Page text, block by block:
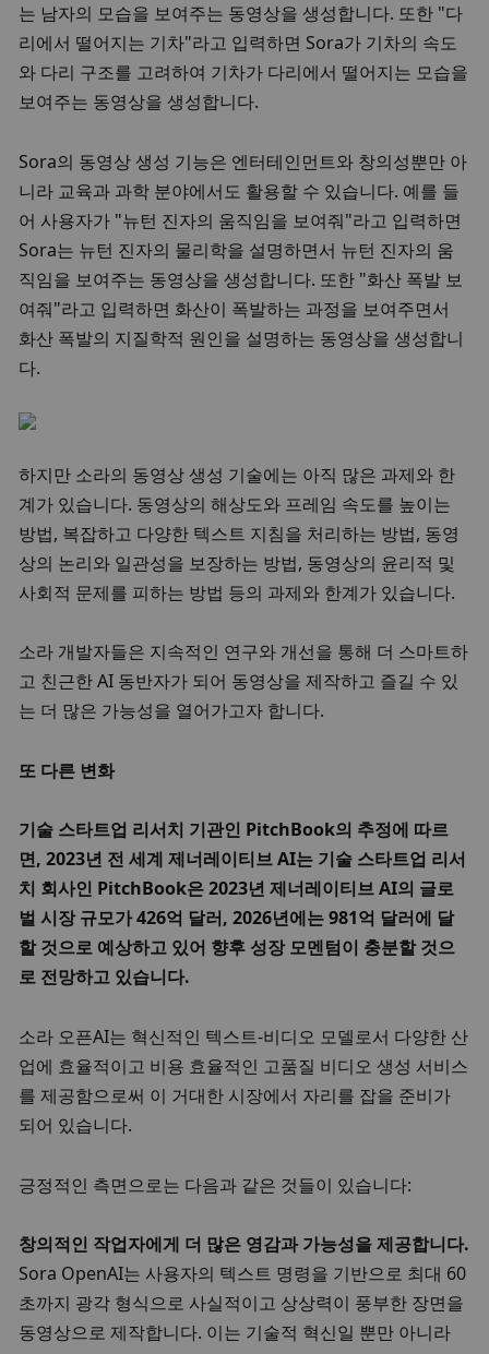
는 남자의 모습을 보여주는 동영상을 생성합니다. 또한 "다
리에서 떨어지는 기차"라고 입력하면 Sora가 기차의 속도
와 다리 구조를 고려하여 기차가 다리에서 떨어지는 모습을
보여주는 동영상을 생성합니다.
Sora의 동영상 생성 기능은 엔터테인먼트와 창의성뿐만 아
니라 교육과 과학 분야에서도 활용할 수 있습니다. 예를 들
어 사용자가 "뉴턴 진자의 움직임을 보여줘"라고 입력하면
Sora는 뉴턴 진자의 물리학을 설명하면서 뉴턴 진자의 움
직임을 보여주는 동영상을 생성합니다. 또한 "화산 폭발 보
여줘"라고 입력하면 화산이 폭발하는 과정을 보여주면서
화산 폭발의 지질학적 원인을 설명하는 동영상을 생성합니
다.
하지만 소라의 동영상 생성 기술에는 아직 많은 과제와 한
계가 있습니다. 동영상의 해상도와 프레임 속도를 높이는
방법, 복잡하고 다양한 텍스트 지침을 처리하는 방법, 동영
상의 논리와 일관성을 보장하는 방법, 동영상의 윤리적 및
사회적 문제를 피하는 방법 등의 과제와 한계가 있습니다.
소라 개발자들은 지속적인 연구와 개선을 통해 더 스마트하
고 친근한 AI 동반자가 되어 동영상을 제작하고 즐길 수 있
는 더 많은 가능성을 열어가고자 합니다.
또 다른 변화
기술 스타트업 리서치 기관인 PitchBook의 추정에 따르
면, 2023년 전 세계 제너레이티브 AI는 기술 스타트업 리서
치 회사인 PitchBook은 2023년 제너레이티브 AI의 글로
벌 시장 규모가 426억 달러, 2026년에는 981억 달러에 달
할 것으로 예상하고 있어 향후 성장 모멘텀이 충분할 것으
로 전망하고 있습니다.
소라 오픈AI는 혁신적인 텍스트-비디오 모델로서 다양한 산
업에 효율적이고 비용 효율적인 고품질 비디오 생성 서비스
를 제공함으로써 이 거대한 시장에서 자리를 잡을 준비가
되어 있습니다.
긍정적인 측면으로는 다음과 같은 것들이 있습니다:
Sora OpenAI는 사용자의 텍스트 명령을 기반으로 최대 60
초까지 광각 형식으로 사실적이고 상상력이 풍부한 장면을
동영상으로 제작합니다. 이는 기술적 혁신일 뿐만 아니라